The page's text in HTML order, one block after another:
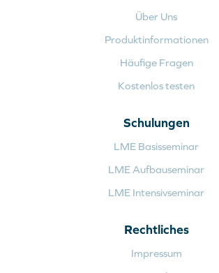
Über Uns
Produktinformationen
Häufige Fragen
Kostenlos testen
Schulungen
LME Basisseminar
LME Aufbauseminar
LME Intensivseminar
Rechtliches
Impressum